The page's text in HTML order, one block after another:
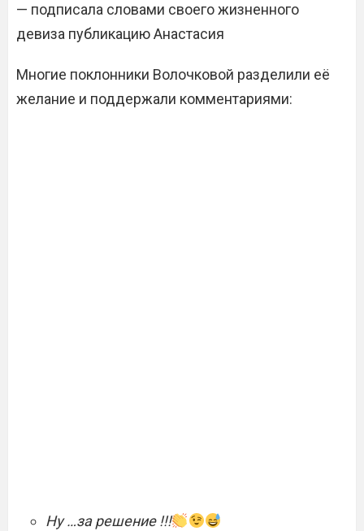
— подписала словами своего жизненного
девиза публикацию Анастасия
Многие поклонники Волочковой разделили её
желание и поддержали комментариями:
Ну …за решение !!!